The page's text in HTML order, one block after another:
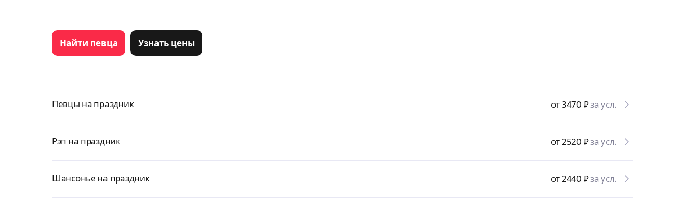
Найти певца Узнать цены
Певцы на праздник от 3470 ₽за усл.
Рэп на праздник от 2520 ₽за усл.
Шансонье на праздник от 2440 ₽за усл.